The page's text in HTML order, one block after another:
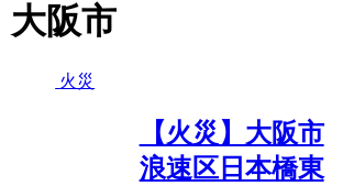
大阪市
火災
【火災】大阪市
浪速区日本橋東